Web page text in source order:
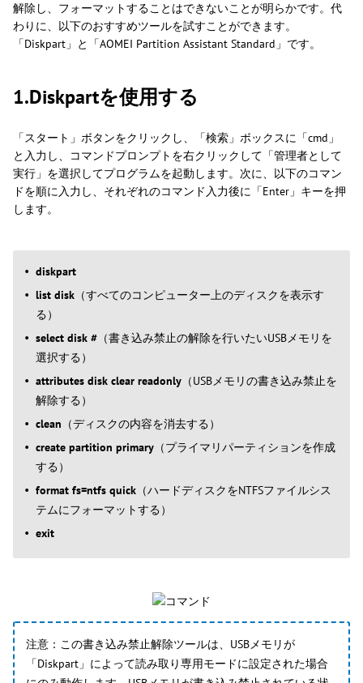
解除し、フォーマットすることはできないことが明らかです。代
わりに、以下のおすすめツールを試すことができます。
「Diskpart」と「AOMEI Partition Assistant Standard」です。
1.Diskpartを使用する
「スタート」ボタンをクリックし、「検索」ボックスに「cmd」
と入力し、コマンドプロンプトを右クリックして「管理者として
実行」を選択してプログラムを起動します。次に、以下のコマン
ドを順に入力し、それぞれのコマンド入力後に「Enter」キーを押
します。
diskpart
list disk （すべてのコンピューター上のディスクを表示す
る）
select disk # （書き込み禁止の解除を行いたいUSBメモリを
選択する）
attributes disk clear readonly （USBメモリの書き込み禁止を
解除する）
clean （ディスクの内容を消去する）
create partition primary （プライマリパーティションを作成
する）
format fs=ntfs quick （ハードディスクをNTFSファイルシス
テムにフォーマットする）
exit
注意：この書き込み禁止解除ツールは、USBメモリが
「Diskpart」によって読み取り専用モードに設定された場合